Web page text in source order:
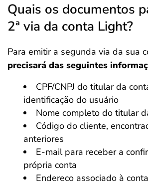
Quais os documentos
2ª via da conta Light?
Para emitir a segunda via da sua
precisará das seguintes
CPF/CNPJ do titular da
identificação do usuário
Nome completo do titular
Código do cliente,
anteriores
E-mail para receber a
própria conta
Endereço associado à